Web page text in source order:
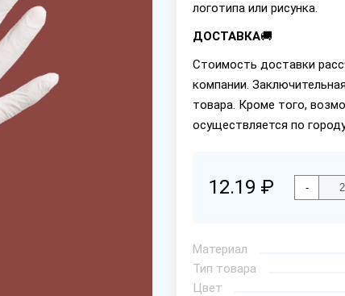
логотипа или рисунка.
ДОСТАВКА🚚
Стоимость доставки
компании.
товара. Кроме того,
осуществляется по
12.19 ₽ -
Материал
Тип товара
Цвет